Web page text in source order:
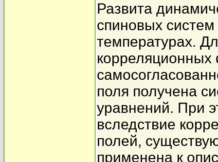
Развита
спиновых
температурах.
поля получена
уравнений. При
вследствие
полей,
применена к